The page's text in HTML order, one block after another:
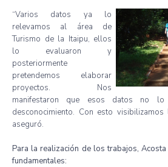
“Varios datos ya lo
relevamos al área de
Turismo de la Itaipu, ellos
lo evaluaron y
posteriormente
pretendemos
elaborar
proyectos. Nos
manifestaron
que esos datos no
desconocimiento. Con esto visibilizamos
aseguró.
Para larealización de lostrabajos, Acosta
fundamentales: